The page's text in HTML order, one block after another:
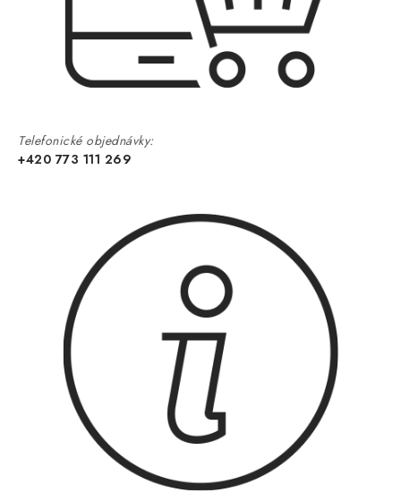
Telefonické objednávky:
+420 773 111 269